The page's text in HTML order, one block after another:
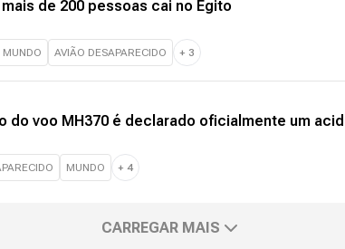
de 200 pessoas cai no Egito
MUNDO AVIÃO DESAPARECIDO + 3
do voo MH370 é declarado oficialmente um
MUNDO + 4
CARREGAR MAIS